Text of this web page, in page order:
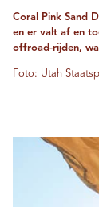
Coral Pink Sand
en er valt af en
offroad-rijden,
Foto: Utah